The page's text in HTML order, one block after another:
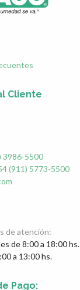
Cliente
3986-5500
(911) 5773-5500
de atención:
de 8:00 a 18:00 hs.
a 13:00 hs.
Pago: